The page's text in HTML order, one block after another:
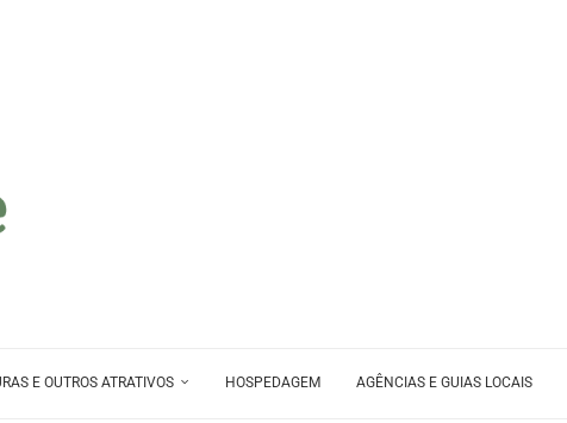
E OUTROS ATRATIVOS HOSPEDAGEM AGÊNCIAS E GUIAS LOCAIS